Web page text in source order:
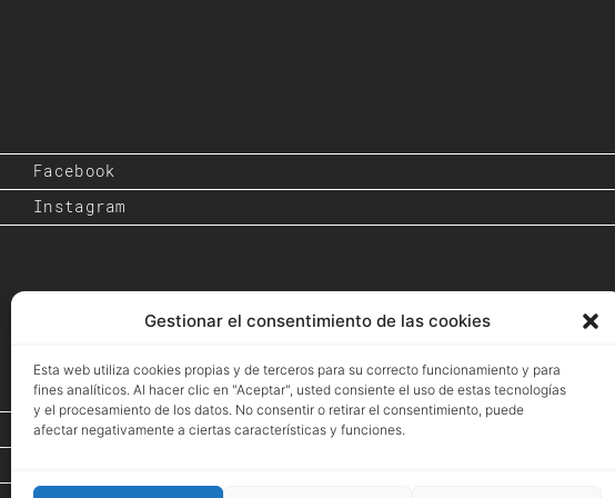
Gestionar el consentimiento de las cookies
Esta web utiliza cookies propias y de terceros para su correcto funcionamiento y para
fines analíticos. Al hacer clic en "Aceptar", usted consiente el uso de estas tecnologías
y el procesamiento de los datos. No consentir o retirar el consentimiento, puede
afectar negativamente a ciertas características y funciones.
Facebook
Instagram
Inicio